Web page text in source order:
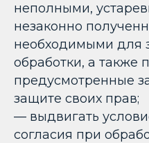
неполными,
незаконно
необходимыми для
обработки, а также
предусмотренные
защите своих прав;
— выдвигать
согласия при